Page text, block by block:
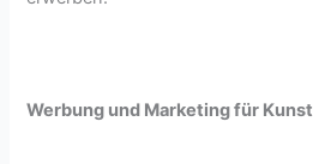
Werbung und Marketing für Kunst